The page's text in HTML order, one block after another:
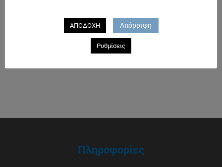
Πληροφορίες
ΑΠΟΔΟΧΗ Απόρριψη
Ρυθμίσεις